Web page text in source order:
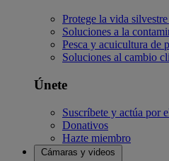
Protege la vida
Soluciones a la
Pesca y acuicultura de
Soluciones al cambio
Únete
Suscríbete y actúa por
Donativos
Hazte miembro
Cámaras y videos